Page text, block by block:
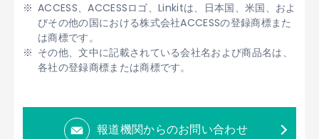
ACCESS、ACCESSロゴ、Linkitは、日本国、米国、およ
びその他の国における株式会社ACCESSの登録商標また
は商標です。
その他、文中に記載されている会社名および商品名は、
各社の登録商標または商標です。
報道機関からのお問い合わせ